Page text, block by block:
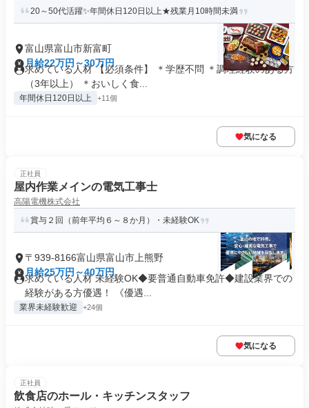
20～50代活躍✨年間休日120日以上★残業月10時間未満
富山県富山市新富町
月給22万円～30万円
求めている人材 【必須条件】 ＊学歴不問 ＊調理経験のある方
（3年以上） ＊おいしく食...
年間休日120日以上 +11個
気になる
正社員
屋内作業メインの電気工事士
高陽電機株式会社
賞与２回（前年平均６～８か月）・未経験OK
〒939-8166富山県富山市上熊野
月給25万円～40万円
求めている人材 未経験OK◆要普通自動車免許◆建設業界での
経験がある方優遇！ 《優遇...
業界未経験歓迎 +24個
気になる
正社員
飲食店のホール・キッチンスタッフ